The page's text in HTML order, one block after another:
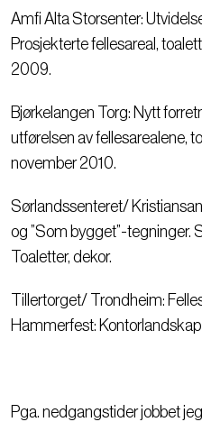
Amfi Alta Storsenter:
Prosjekterte fellesareal,
2009.
Bjørkelangen Torg: Nytt
utførelsen av fellesarealene,
november 2010.
Sørlandssenteret/
og ”Som bygget”-tegninger.
Toaletter, dekor.
Tillertorget/ Trondheim:
Hammerfest:
Pga. nedgangstider jobbet